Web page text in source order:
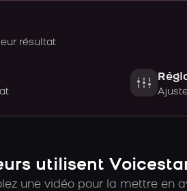
résultat
utilisent
une vidéo pour la mettre en